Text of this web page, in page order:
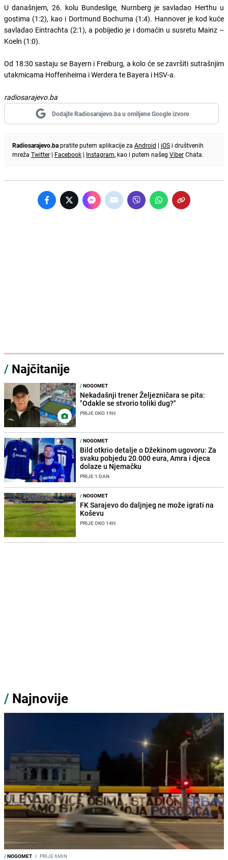
U današnjem, 26. kolu Bundeslige, Nurnberg je savladao Herthu u
gostima (1:2), kao i Dortmund Bochuma (1:4). Hannover je kod kuće
savladao Eintrachta (2:1), a pobijedio je i domaćin u susretu Mainz –
Koeln (1:0).
Od 18:30 sastaju se Bayern i Freiburg, a kolo će se završiti sutrašnjim
utakmicama Hoffenheima i Werdera te Bayera i HSV-a.
radiosarajevo.ba
Dodajte Radiosarajevo.ba u omiljene Google izvore
Radiosarajevo.bapratite putem aplikacije za Android | iOS i društvenih
mreža Twitter | Facebook | Instagram, kao i putem našeg ViberChata.
/ Najčitanije
/NOGOMET
Nekadašnji trener Željezničara se pita:
"Odakle se stvorio toliki dug?"
PRIJE OKO 19H
/NOGOMET
Bild otkrio detalje o Džekinom ugovoru: Za
svaku pobjedu 20.000 eura, Amra i djeca
dolaze u Njemačku
PRIJE 1 DAN
/NOGOMET
FK Sarajevo do daljnjeg ne može igrati na
Koševu
PRIJE OKO 14H
/ Najnovije
/NOGOMET I PRIJE 6MIN